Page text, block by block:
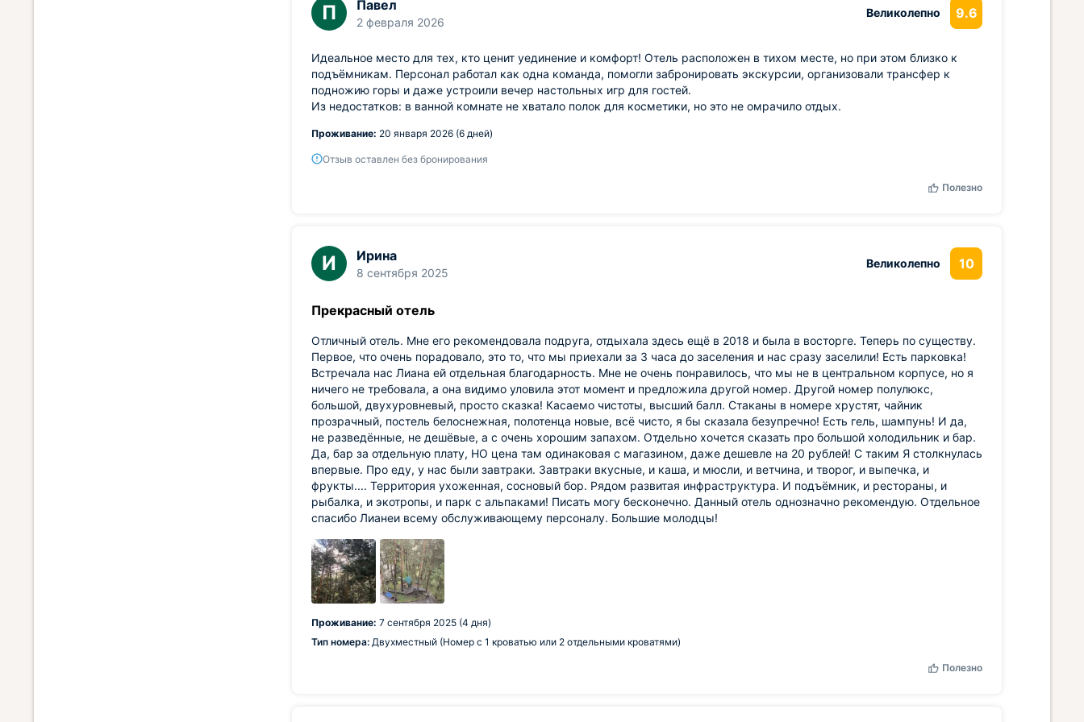
П Павел
2 февраля 2026
Великолепно 9.6
Идеальное место для тех, кто ценит уединение и комфорт! Отель расположен в тихом месте, но при этом близко к
подъёмникам. Персонал работал как одна команда, помогли забронировать экскурсии, организовали трансфер к
подножию горы и даже устроили вечер настольных игр для гостей.
Из недостатков: в ванной комнате не хватало полок для косметики, но это не омрачило отдых.
Проживание: 20 января 2026 (6 дней)
Отзыв оставлен без бронирования
Полезно
И Ирина
8 сентября 2025
Великолепно 10
Прекрасный отель
Отличный отель. Мне его рекомендовала подруга, отдыхала здесь ещё в 2018 и была в восторге. Теперь по существу.
Первое, что очень порадовало, это то, что мы приехали за 3 часа до заселения и нас сразу заселили! Есть парковка!
Встречала нас Лиана ей отдельная благодарность. Мне не очень понравилось, что мы не в центральном корпусе, но я
ничего не требовала, а она видимо уловила этот момент и предложила другой номер. Другой номер полулюкс,
большой, двухуровневый, просто сказка! Касаемо чистоты, высший балл. Стаканы в номере хрустят, чайник
прозрачный, постель белоснежная, полотенца новые, всё чисто, я бы сказала безупречно! Есть гель, шампунь! И да,
не разведённые, не дешёвые, а с очень хорошим запахом. Отдельно хочется сказать про большой холодильник и бар.
Да, бар за отдельную плату, НО цена там одинаковая с магазином, даже дешевле на 20 рублей! С таким Я столкнулась
впервые. Про еду, у нас были завтраки. Завтраки вкусные, и каша, и мюсли, и ветчина, и творог, и выпечка, и
фрукты.... Территория ухоженная, сосновый бор. Рядом развитая инфраструктура. И подъёмник, и рестораны, и
рыбалка, и экотропы, и парк с альпаками! Писать могу бесконечно. Данный отель однозначно рекомендую. Отдельное
спасибо Лианеи всему обслуживающему персоналу. Большие молодцы!
Проживание: 7 сентября 2025 (4 дня)
Тип номера: Двухместный (Номер с 1 кроватью или 2 отдельными кроватями)
Полезно